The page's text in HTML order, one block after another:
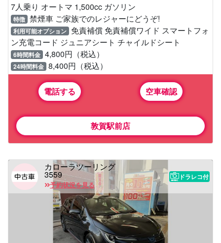
7人乗り オートマ 1,500cc ガソリン
特徴 禁煙車 ご家族でのレジャーにどうぞ!
利用可能オプション 免責補償 免責補償ワイド スマートフォ
ン充電コード ジュニアシート チャイルドシート
6時間料金 4,800円（税込）
24時間料金 8,400円（税込）
電話する 空車確認
敦賀駅前店
カローラツーリング
3559
予約状況を見る
ドラレコ付